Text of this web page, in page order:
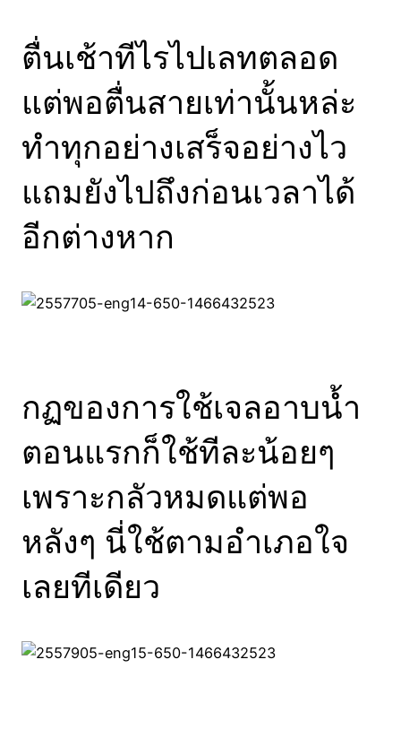
ตื่นเช้าทีไรไปเลทตลอด
แต่พอตื่นสายเท่านั้นหล่ะ
ทำทุกอย่างเสร็จอย่างไว
แถมยังไปถึงก่อนเวลาได้
อีกต่างหาก
กฏของการใช้เจลอาบน้ำ
ตอนแรกก็ใช้ทีละน้อยๆ
เพราะกลัวหมดแต่พอ
หลังๆ นี่ใช้ตามอำเภอใจ
เลยทีเดียว